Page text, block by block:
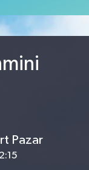
6862,09000 0.19
14.598,00
Pazar